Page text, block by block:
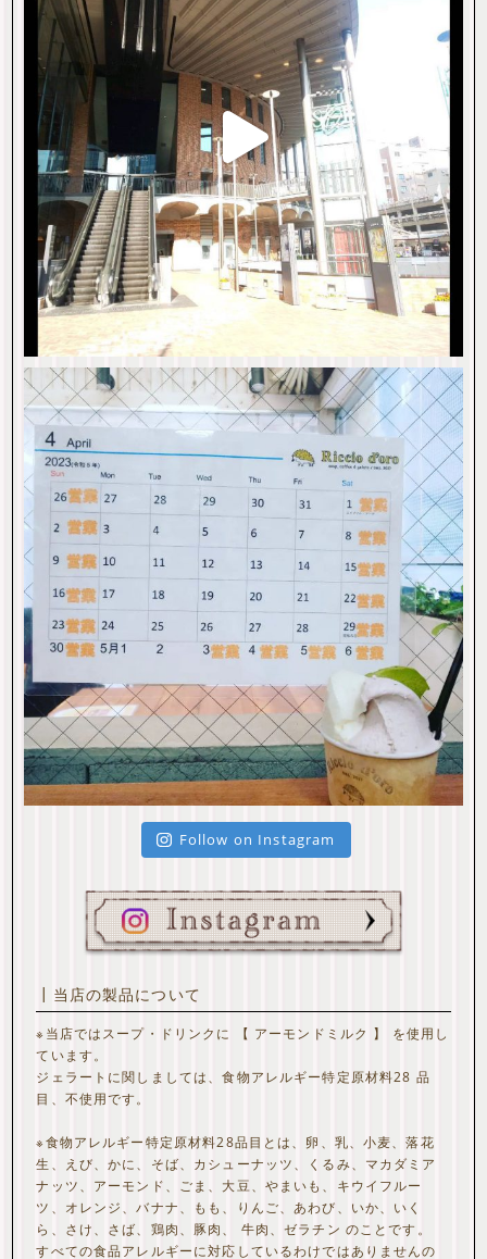
Follow on Instagram
┃当店の製品について
※当店ではスープ・ドリンクに 【 アーモンドミルク 】 を使用し
ています。
ジェラートに関しましては、食物アレルギー特定原材料28 品
目、不使用です。
※食物アレルギー特定原材料28品目とは、卵、乳、小麦、落花
生、えび、かに、そば、カシューナッツ、くるみ、マカダミア
ナッツ、アーモンド、ごま、大豆、やまいも、キウイフルー
ツ、オレンジ、バナナ、もも、りんご、あわび、いか、いく
ら、さけ、さば、鶏肉、豚肉、 牛肉、ゼラチン のことです。
すべての食品アレルギーに対応しているわけではありませんの